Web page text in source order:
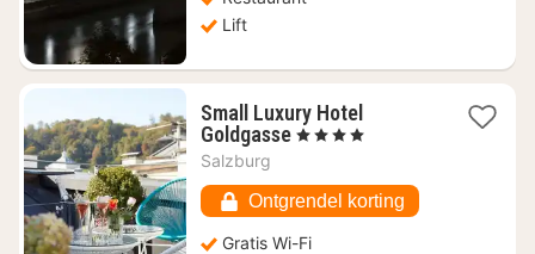
Lift
Small Luxury Hotel
Goldgasse1
€
421,40
, 4 Sterren
Salzburg
Ontgrendel korting
Gratis Wi-Fi